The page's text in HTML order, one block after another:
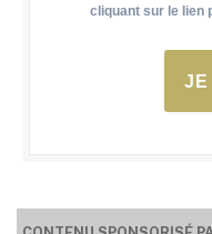
cliquant sur le lien
JE